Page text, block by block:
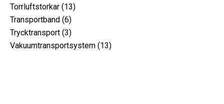
Torrluftstorkar 1313
Transportband 66
produkt
Trycktransport 33
produkt
Vakuumtransportsystem 1313